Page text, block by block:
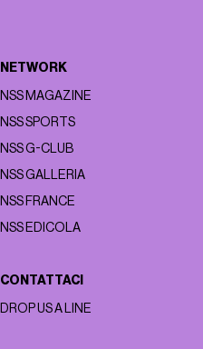
NETWORK
NSS MAGAZINE
NSS SPORTS
NSS G-CLUB
NSS GALLERIA
NSS FRANCE
NSS EDICOLA
CONTATTACI
DROP US A LINE